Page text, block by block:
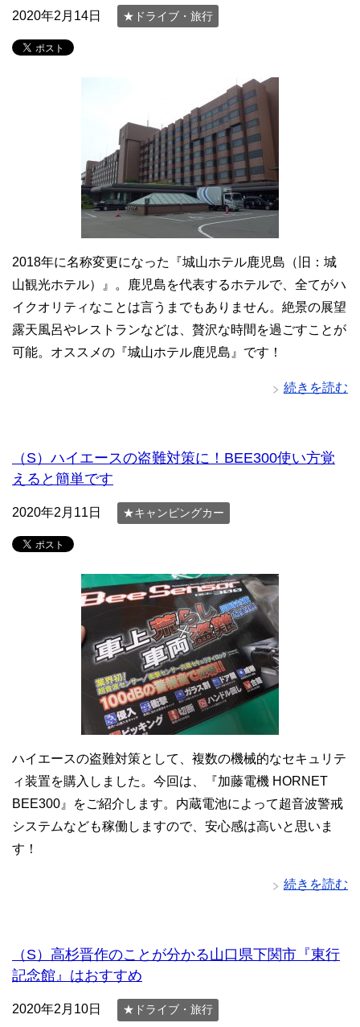
2020年2月14日 ★ドライブ・旅行
2018年に名称変更になった『城山ホテル鹿児島（旧：城
山観光ホテル）』。鹿児島を代表するホテルで、全てがハ
イクオリティなことは言うまでもありません。絶景の展望
露天風呂やレストランなどは、贅沢な時間を過ごすことが
可能。オススメの『城山ホテル鹿児島』です！
続きを読む
（S）ハイエースの盗難対策に！BEE300使い方覚
えると簡単です
2020年2月11日 ★キャンピングカー
ハイエースの盗難対策として、複数の機械的なセキュリテ
ィ装置を購入しました。今回は、『加藤電機 HORNET
BEE300』をご紹介します。内蔵電池によって超音波警戒
システムなども稼働しますので、安心感は高いと思いま
す！
続きを読む
（S）高杉晋作のことが分かる山口県下関市『東行
記念館』はおすすめ
2020年2月10日 ★ドライブ・旅行